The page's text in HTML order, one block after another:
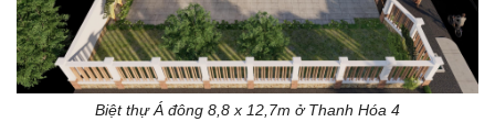
Biệt thự Á đông 8,8 x 12,7m ở Thanh Hóa 4